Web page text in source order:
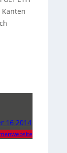
16 2014